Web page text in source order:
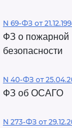
N 69-ФЗ от
ФЗ о пожарной
безопасности
N 40-ФЗ от
ФЗ об ОСАГО
N 273-ФЗ от